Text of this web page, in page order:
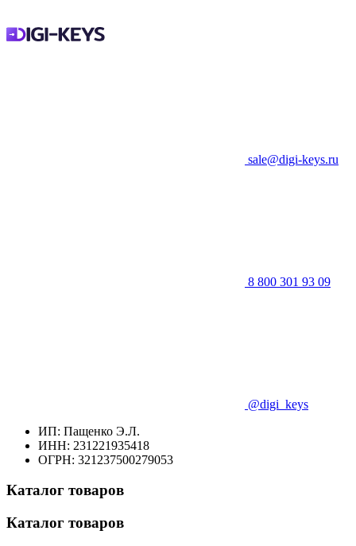
sale@digi-keys.ru
8 800 301 93 09
@digi_keys
ИП: Пащенко Э.Л.
ИНН: 231221935418
ОГРН: 321237500279053
Каталог товаров
Каталог товаров